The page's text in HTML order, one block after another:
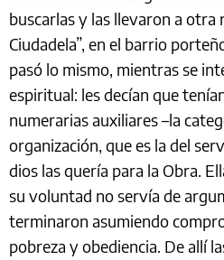
buscarlas y las llevaron a otra
Ciudadela”, en el barrio
pasó lo mismo, mientras se
espiritual: les decían que
numerarias auxiliares –la
organización, que es la del
dios las quería para la Obra.
su voluntad no servía de
terminaron asumiendo
pobreza y obediencia. De allí